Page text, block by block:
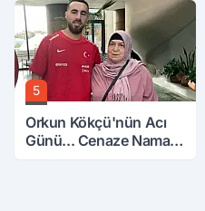
5
Orkun Kökçü'nün Acı
Günü... Cenaze Namazı